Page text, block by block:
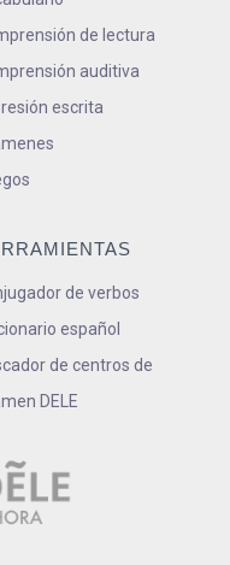
de lectura
auditiva
escrita
de verbos
español
de centros de
DELE